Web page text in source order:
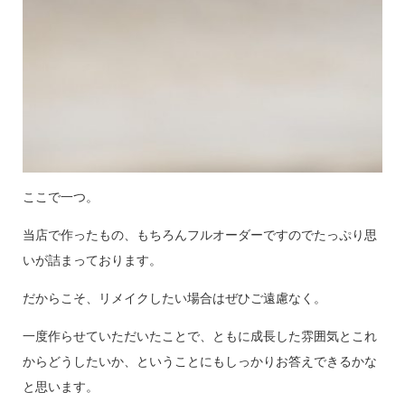
ここで一つ。
当店で作ったもの、もちろんフルオーダーですのでたっぷり思
いが詰まっております。
だからこそ、リメイクしたい場合はぜひご遠慮なく。
一度作らせていただいたことで、ともに成長した雰囲気とこれ
からどうしたいか、ということにもしっかりお答えできるかな
と思います。